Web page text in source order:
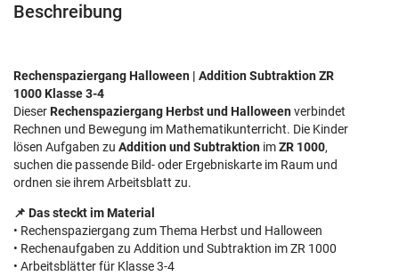
Beschreibung
Rechenspaziergang Halloween | Addition Subtraktion ZR
1000 Klasse 3-4
DieserRechenspaziergang Herbst und Halloweenverbindet
Rechnen und Bewegung im Mathematikunterricht. Die Kinder
lösen Aufgaben zu Addition und Subtraktion imZR 1000,
suchen die passende Bild- oder Ergebniskarte im Raum und
ordnen sie ihrem Arbeitsblatt zu.
📌 Das steckt im Material
• Rechenspaziergang zum Thema Herbst und Halloween
• Rechenaufgaben zu Addition und Subtraktion im ZR 1000
• Arbeitsblätter für Klasse 3-4